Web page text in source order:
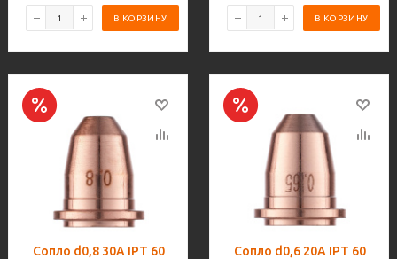
В КОРЗИНУ В КОРЗИНУ
Сопло d0,8 30A IPT 60
Сопло d0,6 20A IPT 60